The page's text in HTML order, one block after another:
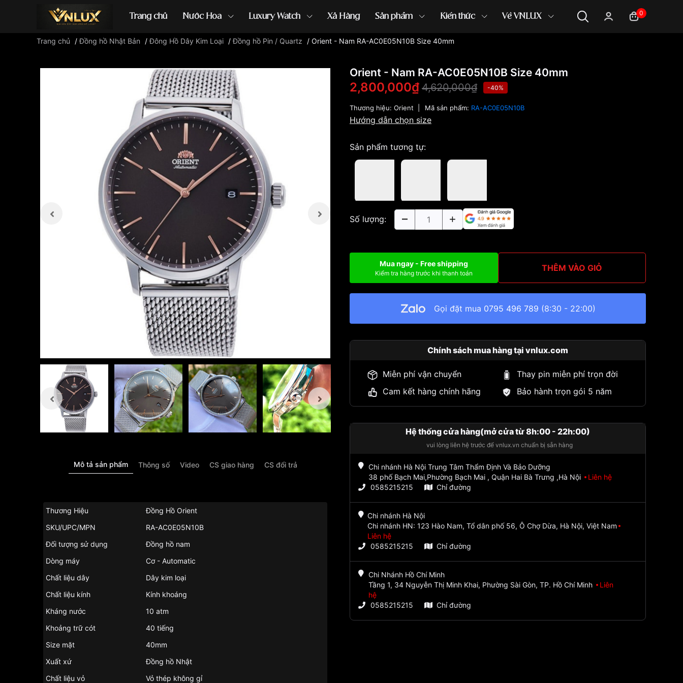
Trang chủ Nước Hoa Luxury Watch Xả Hàng Sản phẩm Kiến thức Về VNLUX 0
Đồng hồ casio đồng hồ G-Shock đồng hồ Orient ...
Trang chủ /Đồng hồ Nhật Bản /Đông Hồ Dây Kim Loại /Đồng hồ Pin / Quartz / Orient - Nam RA-AC0E05N10B Size 40mm
Mô tả sản phẩm Thông số Video CS giao hàng CS đổi trả
Thương Hiệu
Đồng Hồ Orient
SKU/UPC/MPN
RA-AC0E05N10B
Đối tượng sử dụng
Đồng hồ nam
Dòng máy
Cơ - Automatic
Chất liệu dây
Dây kim loại
Chất liệu kính
Kính khoáng
Kháng nước
10 atm
Khoảng trữ cót
40 tiếng
Size mặt
40mm
Xuất xứ
Đồng hồ Nhật
Chất liệu vỏ
Vỏ thép không gỉ
Orient - Nam RA-AC0E05N10B Size 40mm
2,800,000₫ 4,620,000₫ -40%
Thương hiệu: Orient Mã sản phẩm: RA-AC0E05N10B
Hướng dẫn chọn size
Sản phẩm tương tự:
Số lượng:
Mua ngay - Free shipping
Kiểm tra hàng trước khi thanh toán THÊM VÀO GIỎ
Gọi đặt mua 0795 496 789 (8:30 - 22:00)
Chính sách mua hàng tại vnlux.com
Miễn phí vận chuyển
Thay pin miễn phí trọn đời
Cam kết hàng chính hãng
Bảo hành trọn gói 5 năm
Hệ thống cửa hàng(mở cửa từ 8h:00 - 22h:00)
vui lòng liên hệ trước để vnlux.vn chuẩn bị sẵn hàng
Chi nhánh Hà Nội Trung Tâm Thẩm Định Và Bảo Dưỡng
38 phố Bạch Mai,Phường Bạch Mai , Quận Hai Bà Trưng ,Hà Nội
Liên hệ
0585215215
Chỉ đường
Chi nhánh Hà Nội
Chi nhánh HN: 123 Hào Nam, Tổ dân phố 56, Ô Chợ Dừa, Hà Nội, Việt Nam
Liên hệ
0585215215
Chỉ đường
Chi Nhánh Hồ Chí Minh
Tầng 1, 34 Nguyễn Thị Minh Khai, Phường Sài Gòn, TP. Hồ Chí Minh
Liên
hệ
0585215215
Chỉ đường